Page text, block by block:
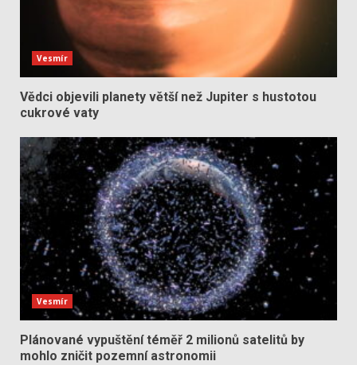
Vesmír
Vědci objevili planety větší než Jupiter s hustotou
cukrové vaty
Vesmír
Plánované vypuštění téměř 2 milionů satelitů by
mohlo zničit pozemní astronomii